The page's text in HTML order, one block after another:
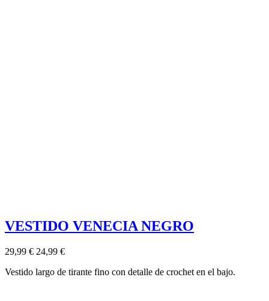
VESTIDO VENECIA NEGRO
29,99 € 24,99 €
Vestido largo de tirante fino con detalle de crochet en el bajo.